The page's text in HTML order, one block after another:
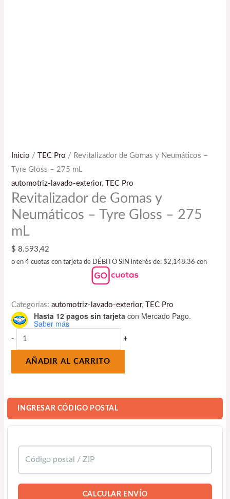
Inicio / TEC Pro / Revitalizador de Gomas y Neumáticos –
Tyre Gloss – 275 mL
automotriz-lavado-exterior, TEC Pro
Revitalizador de Gomas y
Neumáticos – Tyre Gloss – 275
mL
$ 8.593,42
o en 4 cuotas con tarjeta de DÉBITO SIN interés de: $2,148.36 con
Categorías:automotriz-lavado-exterior, TEC Pro
Hasta 12 pagos sin tarjeta con Mercado Pago.
Saber más
- +
AÑADIR AL CARRITO
INGRESAR CÓDIGO POSTAL
CALCULAR ENVÍO